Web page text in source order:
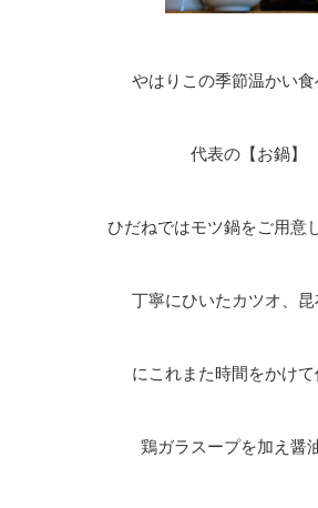
やはりこの季節温かい
代表の【お鍋】
ひだねではモツ鍋をご用意
丁寧にひいたカツオ、
にこれまた時間をかけて
鶏ガラスープを加え醤